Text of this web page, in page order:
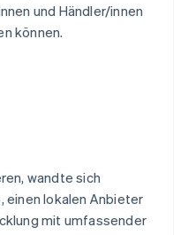
und Händler/innen
können.
wandte sich
einen lokalen Anbieter
mit umfassender